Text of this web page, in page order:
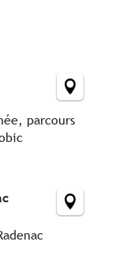
parcours